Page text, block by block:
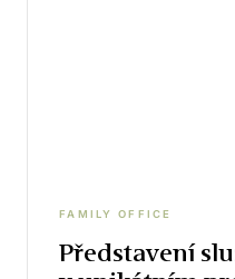
FAMILY OFFICE
Představení